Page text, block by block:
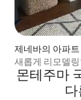
제네바의 아파트
새롭게 리모델
몬테주마